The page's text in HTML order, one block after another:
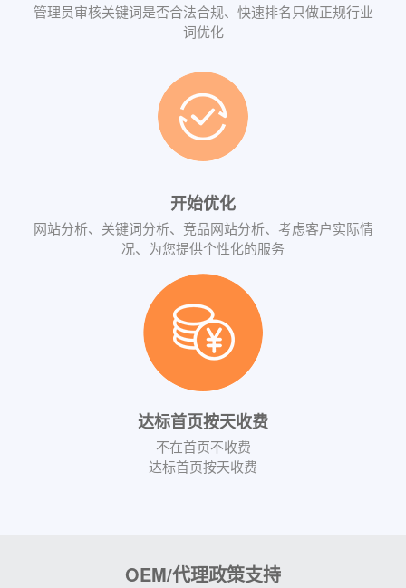
管理员审核关键词是否合法合规、快速排名只做正规行业
词优化
开始优化
网站分析、关键词分析、竞品网站分析、考虑客户实际情
况、为您提供个性化的服务
达标首页按天收费
不在首页不收费
达标首页按天收费
OEM/代理政策支持